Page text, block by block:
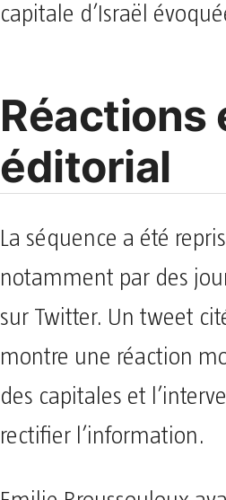
capitale d’Israël
Réactions
éditorial
La séquence a été
notamment par des
sur Twitter. Un tweet
montre une réaction
des capitales et
rectifier l’information.